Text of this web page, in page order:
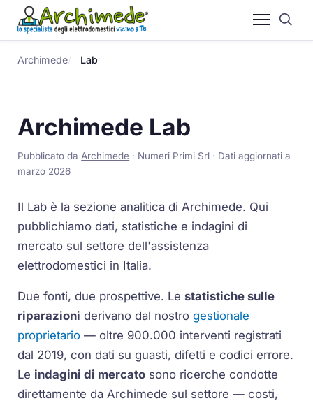
Archimede Lab
Archimede Lab
Pubblicato daArchimede · Numeri Primi Srl · Dati aggiornati a
marzo 2026
Il Lab è la sezione analitica di Archimede. Qui
pubblichiamo dati, statistiche e indagini di
mercato sul settore dell'assistenza
elettrodomestici in Italia.
Due fonti, due prospettive. Lestatistiche sulle
riparazioni derivano dal nostrogestionale
proprietario — oltre 900.000 interventi registrati
dal 2019, con dati su guasti, difetti e codici errore.
Le indagini di mercato sono ricerche condotte
direttamente da Archimede sul settore — costi,